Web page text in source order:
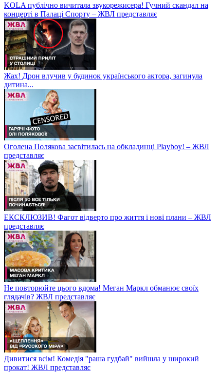
KOLA публічно вичитала звукорежисера! Гучний скандал на
концерті в Палаці Спорту – ЖВЛ представляє
Жах! Дрон влучив у будинок українського актора, загинула
дитина...
Оголена Полякова засвітилась на обкладинці Playboy! – ЖВЛ
представляє
ЕКСКЛЮЗИВ! Фагот відверто про життя і нові плани – ЖВЛ
представляє
Не повторюйте цього вдома! Меган Маркл обманює своїх
глядачів? ЖВЛ представляє
Дивитися всім! Комедія "раша гудбай" вийшла у широкий
прокат! ЖВЛ представляє